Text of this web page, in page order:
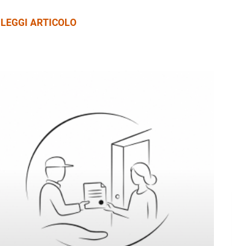
LEGGI ARTICOLO